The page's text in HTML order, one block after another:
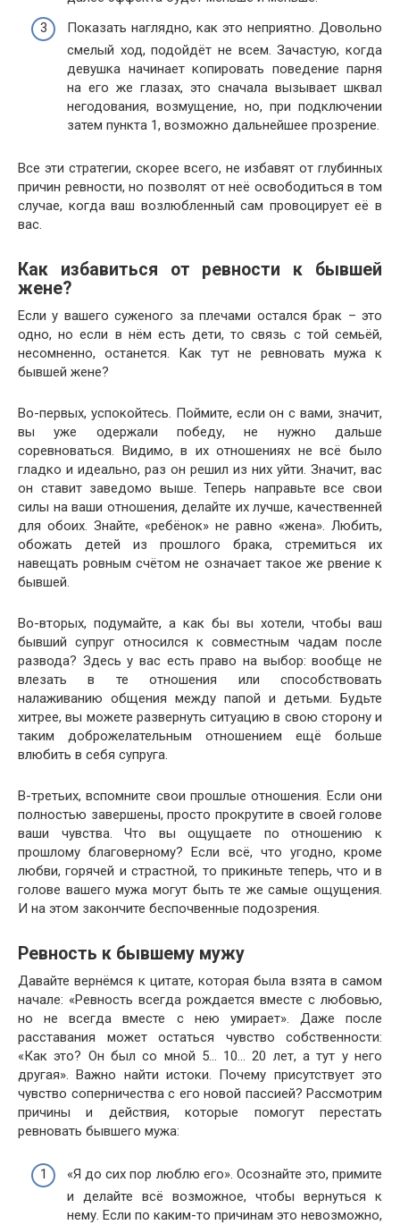
Показать наглядно, как это неприятно. Довольно
смелый ход, подойдёт не всем. Зачастую, когда
девушка начинает копировать поведение парня
на его же глазах, это сначала вызывает шквал
негодования, возмущение, но, при подключении
затем пункта 1, возможно дальнейшее прозрение.
Все эти стратегии, скорее всего, не избавят от глубинных
причин ревности, но позволят от неё освободиться в том
случае, когда ваш возлюбленный сам провоцирует её в
вас.
Как избавиться от ревности к бывшей
жене?
Если у вашего суженого за плечами остался брак – это
одно, но если в нём есть дети, то связь с той семьёй,
несомненно, останется. Как тут не ревновать мужа к
бывшей жене?
Во-первых, успокойтесь. Поймите, если он с вами, значит,
вы уже одержали победу, не нужно дальше
соревноваться. Видимо, в их отношениях не всё было
гладко и идеально, раз он решил из них уйти. Значит, вас
он ставит заведомо выше. Теперь направьте все свои
силы на ваши отношения, делайте их лучше, качественней
для обоих. Знайте, «ребёнок» не равно «жена». Любить,
обожать детей из прошлого брака, стремиться их
навещать ровным счётом не означает такое же рвение к
бывшей.
Во-вторых, подумайте, а как бы вы хотели, чтобы ваш
бывший супруг относился к совместным чадам после
развода? Здесь у вас есть право на выбор: вообще не
влезать в те отношения или способствовать
налаживанию общения между папой и детьми. Будьте
хитрее, вы можете развернуть ситуацию в свою сторону и
таким доброжелательным отношением ещё больше
влюбить в себя супруга.
В-третьих, вспомните свои прошлые отношения. Если они
полностью завершены, просто прокрутите в своей голове
ваши чувства. Что вы ощущаете по отношению к
прошлому благоверному? Если всё, что угодно, кроме
любви, горячей и страстной, то прикиньте теперь, что и в
голове вашего мужа могут быть те же самые ощущения.
И на этом закончите беспочвенные подозрения.
Ревность к бывшему мужу
Давайте вернёмся к цитате, которая была взята в самом
начале: «Ревность всегда рождается вместе с любовью,
но не всегда вместе с нею умирает». Даже после
расставания может остаться чувство собственности:
«Как это? Он был со мной 5… 10… 20 лет, а тут у него
другая». Важно найти истоки. Почему присутствует это
чувство соперничества с его новой пассией? Рассмотрим
причины и действия, которые помогут перестать
ревновать бывшего мужа:
«Я до сих пор люблю его». Осознайте это, примите
и делайте всё возможное, чтобы вернуться к
нему. Если по каким-то причинам это невозможно,